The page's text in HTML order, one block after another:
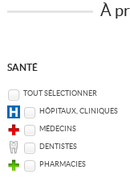
À
SANTÉ
TOUT SÉLECTIONNER
HÔPITAUX, CLINIQUES
MÉDECINS
DENTISTES
PHARMACIES